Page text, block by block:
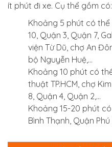
ít phút đi xe. Cụ thể gồm có:
Khoảng 5 phút có thể
10, Quận 3, Quận 7,
viện Từ Dũ, chợ An
bộ Nguyễn Huệ,…
Khoảng 10 phút có
thuật TP.HCM, chợ
8, Quận 4, Quận 2,…
Khoảng 15-20 phút
Bình Thạnh, Quận